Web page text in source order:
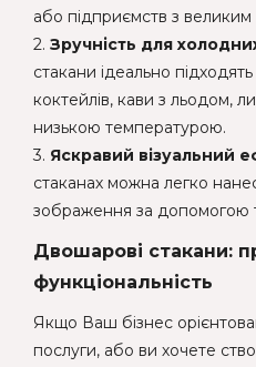
або підприємств з
2. Зручність для
стакани ідеально
коктейлів, кави з льодом,
низькою температурою.
3. Яскравий візуальний
стаканах можна легко
зображення за допомогою
Двошарові стакани:
функціональність
Якщо Ваш бізнес
послуги, або ви хочете